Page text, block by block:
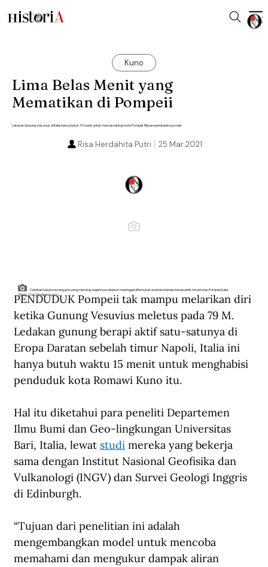
Kuno
Lima Belas Menit yang
Mematikan di Pompeii
Letusan Gunung Vesuvius di Italia hanya butuh 15 menit untuk memusnahkan kota Pompeii. Ribuan penduduknya mati.
25 Mar 2021
Risa Herdahita Putri
Cetakan tubuh seorang pria yang menutup wajahnya sebelum meninggal ditemukan di antara benda-benda antik reruntuhan Pompeii, Italia.
(Mada_Cris/Shutterstcock).
PENDUDUK Pompeii tak mampu melarikan diri
ketika Gunung Vesuvius meletus pada 79 M.
Ledakan gunung berapi aktif satu-satunya di
Eropa Daratan sebelah timur Napoli, Italia ini
hanya butuh waktu 15 menit untuk menghabisi
penduduk kota Romawi Kuno itu.
Hal itu diketahui para peneliti Departemen
Ilmu Bumi dan Geo-lingkungan Universitas
Bari, Italia, lewat studi mereka yang bekerja
sama dengan Institut Nasional Geofisika dan
Vulkanologi (INGV) dan Survei Geologi Inggris
di Edinburgh.
“Tujuan dari penelitian ini adalah
mengembangkan model untuk mencoba
memahami dan mengukur dampak aliran